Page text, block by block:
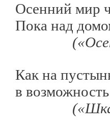
мир
над домом
на
возможность